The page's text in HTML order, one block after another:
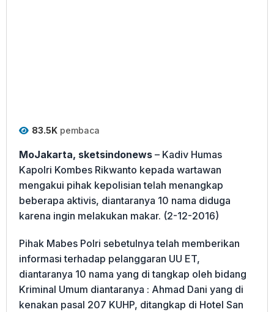
83.5K pembaca
MoJakarta, sketsindonews – Kadiv Humas
Kapolri Kombes Rikwanto kepada wartawan
mengakui pihak kepolisian telah menangkap
beberapa aktivis, diantaranya 10 nama diduga
karena ingin melakukan makar. (2-12-2016)
Pihak Mabes Polri sebetulnya telah memberikan
informasi terhadap pelanggaran UU ET,
diantaranya 10 nama yang di tangkap oleh bidang
Kriminal Umum diantaranya : Ahmad Dani yang di
kenakan pasal 207 KUHP, ditangkap di Hotel San